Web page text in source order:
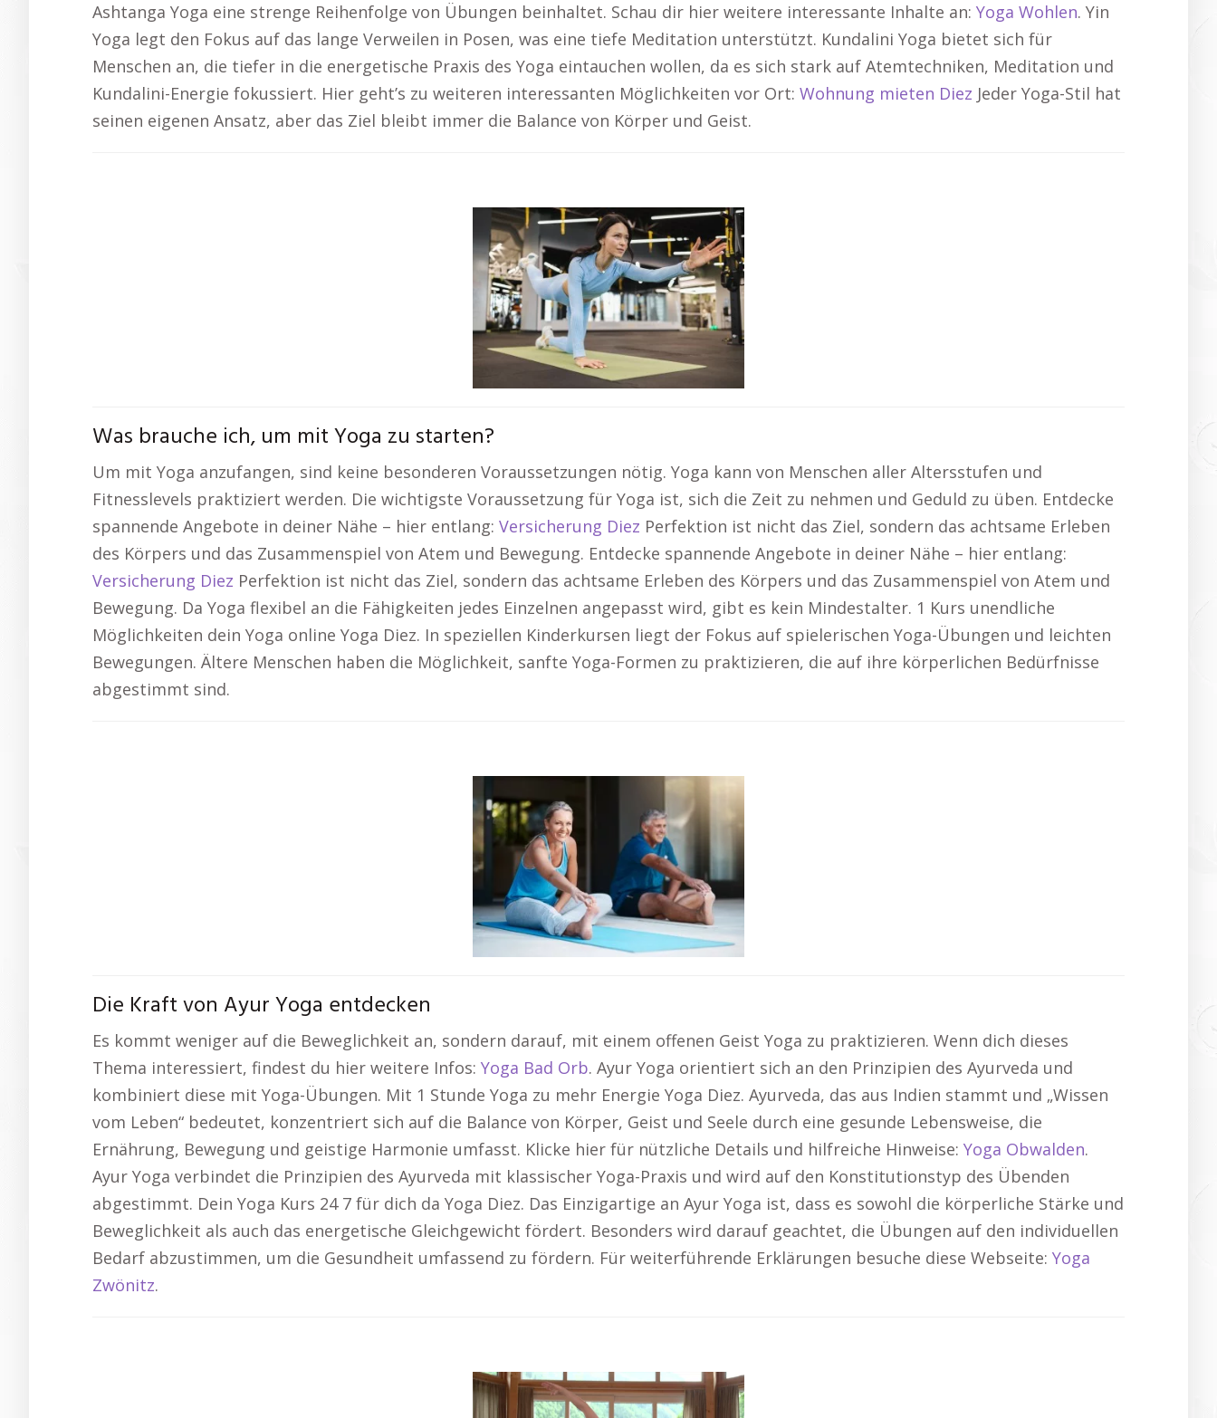
Ashtanga Yoga eine strenge Reihenfolge von Übungen beinhaltet. Schau dir hier weitere interessante Inhalte an: Yoga Wohlen. Yin
Yoga legt den Fokus auf das lange Verweilen in Posen, was eine tiefe Meditation unterstützt. Kundalini Yoga bietet sich für
Menschen an, die tiefer in die energetische Praxis des Yoga eintauchen wollen, da es sich stark auf Atemtechniken, Meditation und
Kundalini-Energie fokussiert. Hier geht’s zu weiteren interessanten Möglichkeiten vor Ort: Wohnung mieten Diez Jeder Yoga-Stil hat
seinen eigenen Ansatz, aber das Ziel bleibt immer die Balance von Körper und Geist.
Was brauche ich, um mit Yoga zu starten?
Um mit Yoga anzufangen, sind keine besonderen Voraussetzungen nötig. Yoga kann von Menschen aller Altersstufen und
Fitnesslevels praktiziert werden. Die wichtigste Voraussetzung für Yoga ist, sich die Zeit zu nehmen und Geduld zu üben. Entdecke
spannende Angebote in deiner Nähe – hier entlang: Versicherung Diez Perfektion ist nicht das Ziel, sondern das achtsame Erleben
des Körpers und das Zusammenspiel von Atem und Bewegung. Entdecke spannende Angebote in deiner Nähe – hier entlang:
Versicherung Diez Perfektion ist nicht das Ziel, sondern das achtsame Erleben des Körpers und das Zusammenspiel von Atem und
Bewegung. Da Yoga flexibel an die Fähigkeiten jedes Einzelnen angepasst wird, gibt es kein Mindestalter. 1 Kurs unendliche
Möglichkeiten dein Yoga online Yoga Diez. In speziellen Kinderkursen liegt der Fokus auf spielerischen Yoga-Übungen und leichten
Bewegungen. Ältere Menschen haben die Möglichkeit, sanfte Yoga-Formen zu praktizieren, die auf ihre körperlichen Bedürfnisse
abgestimmt sind.
Die Kraft von Ayur Yoga entdecken
Es kommt weniger auf die Beweglichkeit an, sondern darauf, mit einem offenen Geist Yoga zu praktizieren. Wenn dich dieses
Thema interessiert, findest du hier weitere Infos: Yoga Bad Orb. Ayur Yoga orientiert sich an den Prinzipien des Ayurveda und
kombiniert diese mit Yoga-Übungen. Mit 1 Stunde Yoga zu mehr Energie Yoga Diez. Ayurveda, das aus Indien stammt und „Wissen
vom Leben“ bedeutet, konzentriert sich auf die Balance von Körper, Geist und Seele durch eine gesunde Lebensweise, die
Ernährung, Bewegung und geistige Harmonie umfasst. Klicke hier für nützliche Details und hilfreiche Hinweise: Yoga Obwalden.
Ayur Yoga verbindet die Prinzipien des Ayurveda mit klassischer Yoga-Praxis und wird auf den Konstitutionstyp des Übenden
abgestimmt. Dein Yoga Kurs 24 7 für dich da Yoga Diez. Das Einzigartige an Ayur Yoga ist, dass es sowohl die körperliche Stärke und
Beweglichkeit als auch das energetische Gleichgewicht fördert. Besonders wird darauf geachtet, die Übungen auf den individuellen
Bedarf abzustimmen, um die Gesundheit umfassend zu fördern. Für weiterführende Erklärungen besuche diese Webseite: Yoga
Zwönitz.